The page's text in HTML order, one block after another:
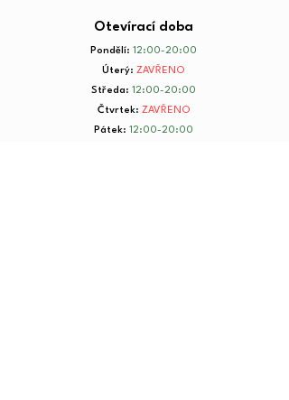
Otevírací doba
Pondělí: 12:00-20:00
Úterý: ZAVŘENO
Středa: 12:00-20:00
Čtvrtek: ZAVŘENO
Pátek: 12:00-20:00